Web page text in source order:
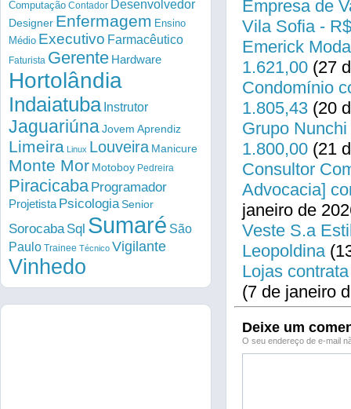
Empresa de
Vila Sofia -
Emerick
1.621,00 (27
Condomínio
1.805,43 (20
Grupo
1.800,00 (21
Consultor
Advocacia]
janeiro de
Veste S.a
Leopoldina
Lojas
(7 de janeiro
Deixe um
O seu endereço de e-mail
Computação Contador Desenvolvedor
Designer Enfermagem Ensino
Médio Executivo Farmacêutico
Faturista Gerente Hardware
Hortolândia
Indaiatuba Instrutor
Jaguariúna Jovem Aprendiz
Limeira Linux Louveira Manicure
Monte Mor Motoboy Pedreira
Piracicaba Programador
Projetista PsicologiaSenior
Sorocaba Sql Sumaré São
Paulo Trainee Técnico Vigilante
Vinhedo